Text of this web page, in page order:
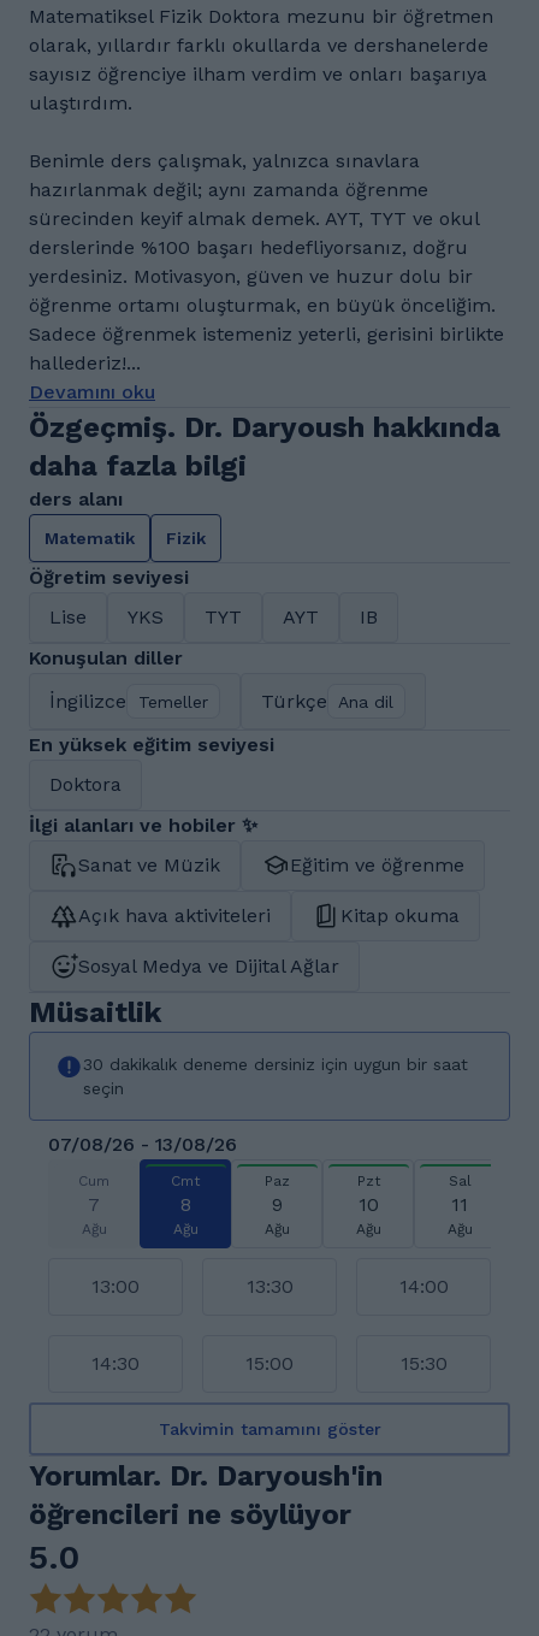
Matematiksel Fizik Doktora mezunu bir öğretmen
olarak, yıllardır farklı okullarda ve dershanelerde
sayısız öğrenciye ilham verdim ve onları başarıya
ulaştırdım.
Benimle ders çalışmak, yalnızca sınavlara
hazırlanmak değil; aynı zamanda öğrenme
sürecinden keyif almak demek. AYT, TYT ve okul
derslerinde %100 başarı hedefliyorsanız, doğru
yerdesiniz. Motivasyon, güven ve huzur dolu bir
öğrenme ortamı oluşturmak, en büyük önceliğim.
Sadece öğrenmek istemeniz yeterli, gerisini birlikte
hallederiz!...
Devamını oku
Özgeçmiş. Dr. Daryoush hakkında
daha fazla bilgi
ders alanı
Matematik Fizik
Öğretim seviyesi
Lise
YKS TYT AYT
IB
Konuşulan diller
İngilizce
Temeller Türkçe Ana dil
En yüksek eğitim seviyesi
Doktora
İlgi alanları ve hobiler ✨
Sanat ve Müzik
Eğitim ve öğrenme
Açık hava aktiviteleri Kitap okuma
Sosyal Medya ve Dijital Ağlar
Müsaitlik
30 dakikalık deneme dersiniz için uygun bir saat
seçin
07/08/26 - 13/08/26
Cum
7
Ağu
Cmt
8
Ağu
Paz
9
Ağu
Pzt
10
Ağu
Sal
11
Ağu
13:00 13:30 14:00
14:30 15:00 15:30
Takvimin tamamını göster
Yorumlar. Dr. Daryoush'in
öğrencileri ne söylüyor
5.0